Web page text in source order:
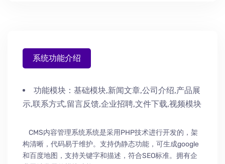
系统功能介绍
功能模块： 基础模块,新闻文章,公司介绍,产品展
示,联系方式,留言反馈,企业招聘,文件下载,视频模块
CMS内容管理系统系统是采用PHP技术进行开发的，架
构清晰，代码易于维护。支持伪静态功能，可生成google
和百度地图，支持关键字和描述，符合SEO标准。拥有企